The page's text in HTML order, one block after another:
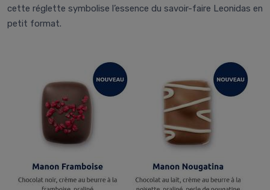
cette réglette symbolise l’essence du savoir-faire Leonidas en
petit format.